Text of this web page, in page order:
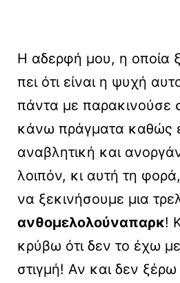
Η αδερφή μου, η οποία
πει ότι είναι η ψυχή
πάντα με παρακινούσε
κάνω πράγματα καθώς
αναβλητική και
λοιπόν, κι αυτή τη
να ξεκινήσουμε μια
ανθομελολούναπαρκ!
κρύβω ότι δεν το έχω
στιγμή! Αν και δεν